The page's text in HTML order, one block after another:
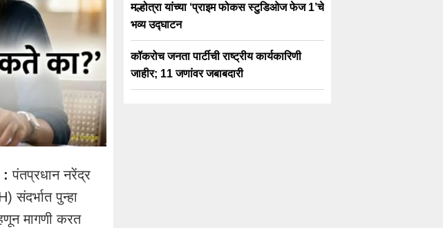
: पंतप्रधान नरेंद्र
संदर्भात पुन्हा
मागणी करत
मल्होत्रा यांच्या ‘प्राइम फोकस स्टुडिओज फेज 1’चे
भव्य उद्घाटन
कॉकरोच जनता पार्टीची राष्ट्रीय कार्यकारिणी
जाहीर; 11 जणांवर जबाबदारी